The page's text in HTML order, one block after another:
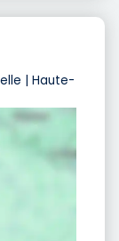
| Haute-